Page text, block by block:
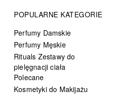
POPULARNE KATEGORIE
Perfumy Damskie
Perfumy Męskie
Rituals Zestawy do
pielęgnacji ciała
Polecane
Kosmetyki do Makijażu